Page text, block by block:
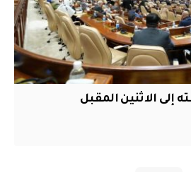
إلى الاثنين المقبل